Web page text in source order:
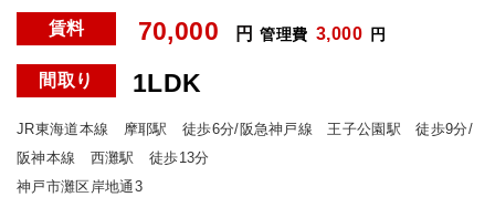
賃料 70,000 円 管理費 3,000 円
間取り 1LDK
JR東海道本線 摩耶駅 徒歩6分/阪急神戸線 王子公園駅 徒歩9分/
阪神本線 西灘駅 徒歩13分
神戸市灘区岸地通3